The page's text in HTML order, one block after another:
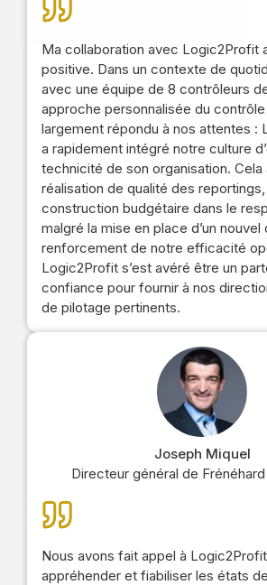
Ma collaboration avec Logic2Profit
positive. Dans un contexte de
avec une équipe de 8 contrôleurs
approche personnalisée du
largement répondu à nos attentes :
a rapidement intégré notre culture
technicité de son organisation. Cela
réalisation de qualité des reportings,
construction budgétaire dans le
malgré la mise en place d’un nouvel
renforcement de notre efficacité
Logic2Profit s’est avéré être un
confiance pour fournir à nos
de pilotage pertinents.
Joseph Miquel
Directeur général de
Nous avons fait appel à
appréhender et fiabiliser les états